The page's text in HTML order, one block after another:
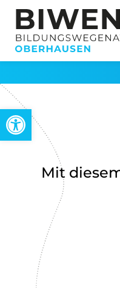
Werkzeugleiste öffnen
Mit